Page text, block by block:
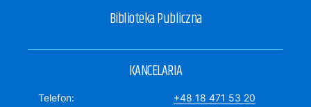
Biblioteka Publiczna
KANCELARIA
Telefon
+48 18 471 53 20